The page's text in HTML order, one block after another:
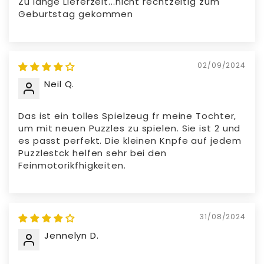
Geburtstag gekommen
02/09/2024
Neil Q.
Das ist ein tolles Spielzeug fr meine Tochter,
um mit neuen Puzzles zu spielen. Sie ist 2 und
es passt perfekt. Die kleinen Knpfe auf jedem
Puzzlestck helfen sehr bei den
Feinmotorikfhigkeiten.
31/08/2024
Jennelyn D.